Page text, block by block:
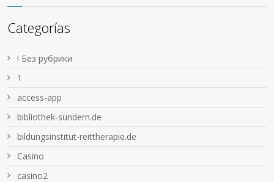
Categorías
! Без рубрики
1
access-app
bibliothek-sundern.de
bildungsinstitut-reittherapie.de
Casino
casino2